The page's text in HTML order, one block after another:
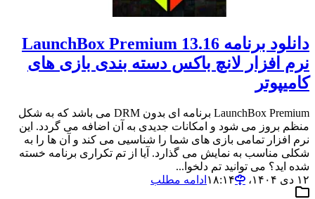
دانلود برنامه LaunchBox Premium 13.16
نرم افزار لانچ باکس دسته بندی بازی های
کامیپوتر
LaunchBox Premium برنامه ای بدون DRM می باشد که به شکل
منظم بروز می شود و امکانات جدیدی به آن اضافه می گردد. این
نرم افزار تمامی بازی های شما را شناسیی می کند و آن ها را به
شکلی مناسب به نمایش می گذارد. آیا از تم تکراری برنامه خسته
شده اید؟ می توانید تم دلخوا...
۱۲ دی ۱۴۰۴،‏ ۱۸:۱۴
ادامه مطلب